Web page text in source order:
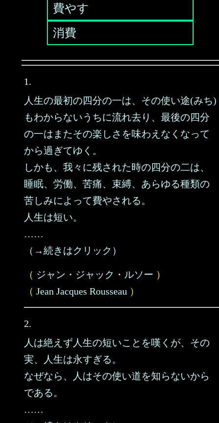
費やす
消費
1.
人生の最初の四分の一は、その使い途(みち)
もわからないうちに流れ去り、最後の四分
の一はまたその楽しさを味わえなくなって
から過ぎてゆく。
しかも、我々に残された時の四分の二は、
睡眠、労働、苦痛、束縛、あらゆる種類の
苦しみによって費やされる。
人生は短い。
……
（→続きはクリック）
（ ジャン・ジャック・ルソー ）
（ Jean Jacques Rousseau ）
2.
人は絶えず人生の短いことを嘆くが、その
実、人生は永すぎる。
なぜなら、人はその使い道を知らないから
である。
……